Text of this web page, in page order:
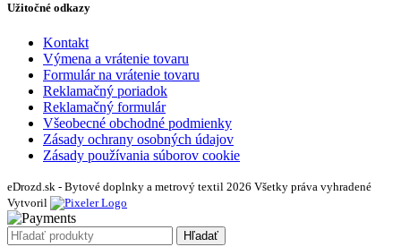
Užitočné odkazy
Kontakt
Výmena a vrátenie tovaru
Formulár na vrátenie tovaru
Reklamačný poriadok
Reklamačný formulár
Všeobecné obchodné podmienky
Zásady ochrany osobných údajov
Zásady používania súborov cookie
eDrozd.sk - Bytové doplnky a metrový textil 2026 Všetky práva vyhradené
Vytvoril
Hľadať